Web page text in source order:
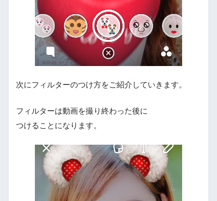
次にフィルターのつけ方をご紹介していきます。
フィルターは動画を撮り終わった後に
つけることになります。